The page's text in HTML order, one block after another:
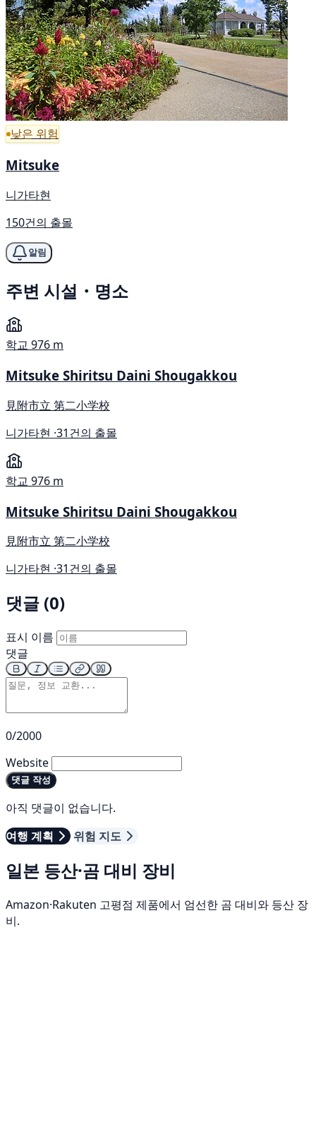
낮은 위험
Mitsuke
니가타현
150건의 출몰
알림
주변 시설・명소
학교 976 m
Mitsuke Shiritsu Daini Shougakkou
見附市立 第二小学校
니가타현 ·31건의 출몰
학교 976 m
Mitsuke Shiritsu Daini Shougakkou
見附市立 第二小学校
니가타현 ·31건의 출몰
댓글 (0)
표시 이름
댓글
0/2000
Website
댓글 작성
아직 댓글이 없습니다.
여행 계획
위험 지도
일본 등산·곰 대비 장비
Amazon·Rakuten 고평점 제품에서 엄선한 곰 대비와 등산 장
비.